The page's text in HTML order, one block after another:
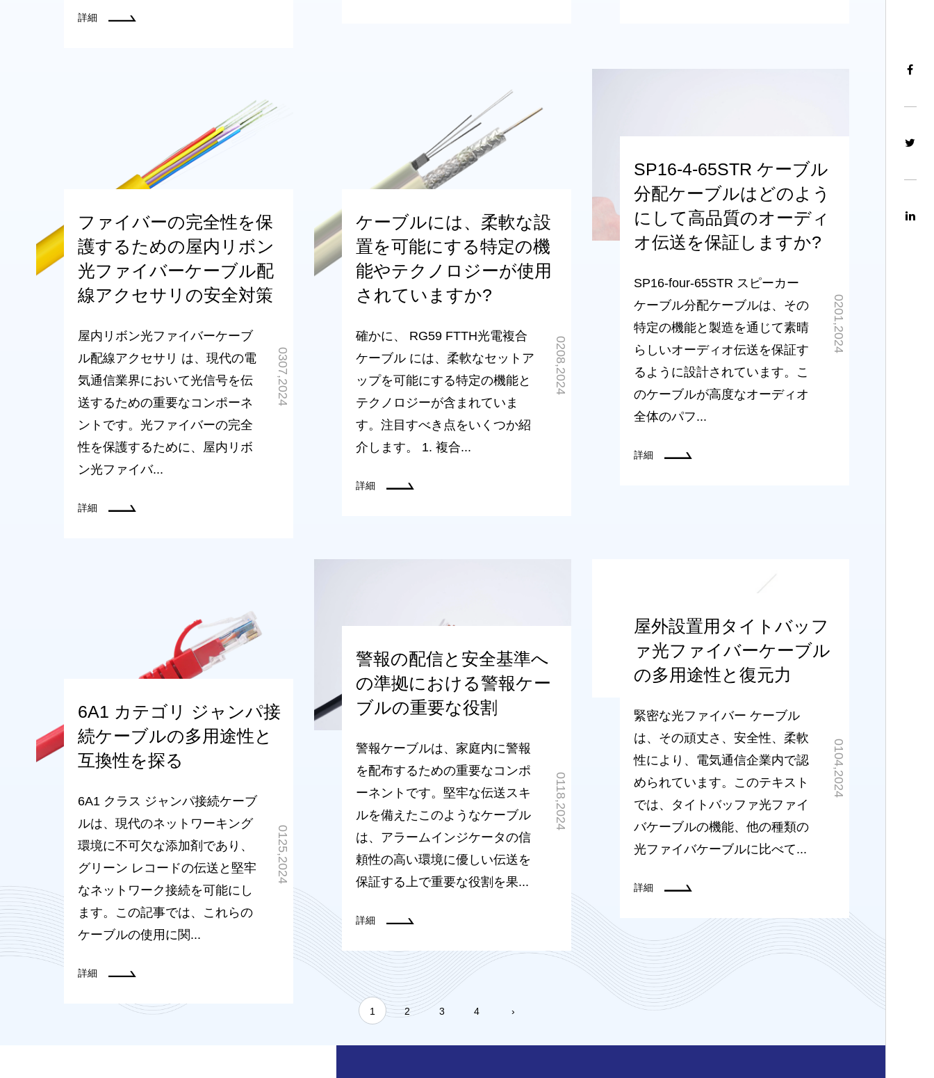
詳細
ファイバーの完全性を保
護するための屋内リボン
光ファイバーケーブル配
線アクセサリの安全対策
屋内リボン光ファイバーケーブ
ル配線アクセサリ は、現代の電
気通信業界において光信号を伝
送するための重要なコンポーネ
ントです。光ファイバーの完全
性を保護するために、屋内リボ
ン光ファイバ...
詳細
0307,2024
ケーブルには、柔軟な設
置を可能にする特定の機
能やテクノロジーが使用
されていますか?
確かに、 RG59 FTTH光電複合
ケーブル には、柔軟なセットア
ップを可能にする特定の機能と
テクノロジーが含まれていま
す。注目すべき点をいくつか紹
介します。 1. 複合...
詳細
0208,2024
SP16-4-65STR ケーブル
分配ケーブルはどのよう
にして高品質のオーディ
オ伝送を保証しますか?
SP16-four-65STR スピーカー
ケーブル分配ケーブルは、その
特定の機能と製造を通じて素晴
らしいオーディオ伝送を保証す
るように設計されています。こ
のケーブルが高度なオーディオ
全体のパフ...
詳細
0201,2024
6A1 カテゴリ ジャンパ接
続ケーブルの多用途性と
互換性を探る
6A1 クラス ジャンパ接続ケーブ
ルは、現代のネットワーキング
環境に不可欠な添加剤であり、
グリーン レコードの伝送と堅牢
なネットワーク接続を可能にし
ます。この記事では、これらの
ケーブルの使用に関...
詳細
0125,2024
警報の配信と安全基準へ
の準拠における警報ケー
ブルの重要な役割
警報ケーブルは、家庭内に警報
を配布するための重要なコンポ
ーネントです。堅牢な伝送スキ
ルを備えたこのようなケーブル
は、アラームインジケータの信
頼性の高い環境に優しい伝送を
保証する上で重要な役割を果...
詳細
0118,2024
屋外設置用タイトバッフ
ァ光ファイバーケーブル
の多用途性と復元力
緊密な光ファイバー ケーブル
は、その頑丈さ、安全性、柔軟
性により、電気通信企業内で認
められています。このテキスト
では、タイトバッファ光ファイ
バケーブルの機能、他の種類の
光ファイバケーブルに比べて...
詳細
0104,2024
1 2 3 4 ›